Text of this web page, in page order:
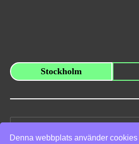
Denna webbplats använder cookies
Stockholm
Sök
efter: